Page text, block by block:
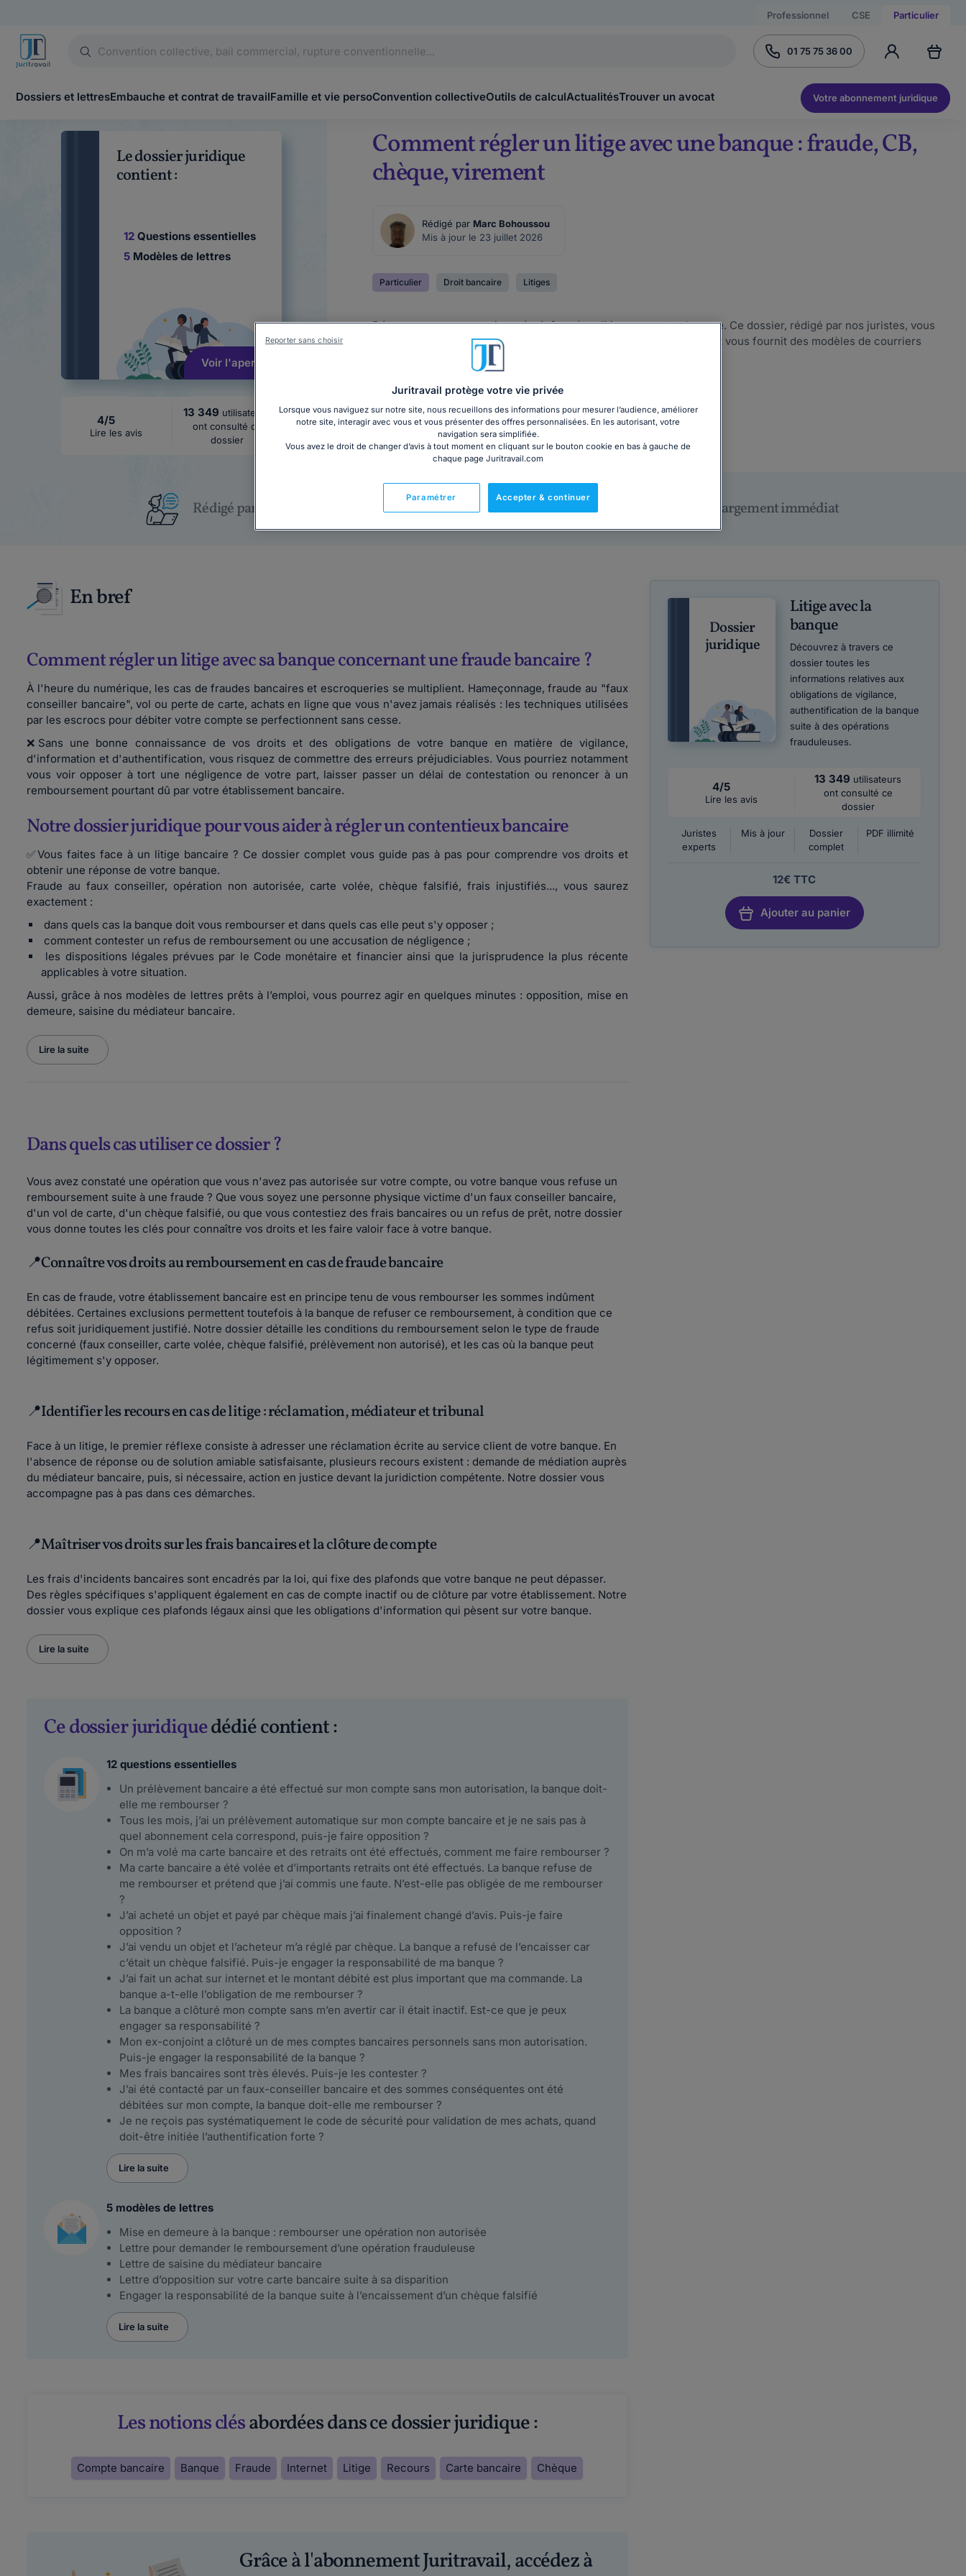
Professionnel CSE Particulier
01 75 75 36 00
Dossiers et lettresEmbauche et contrat de travailFamille et vie persoConvention collectiveOutils de calculActualitésTrouver un avocat Votre abonnement juridique
Le dossier juridique
contient :
12 Questions essentielles
5 Modèles de lettres
Voir l'aperçu
4/5
Lire les avis
13 349 utilisateurs
ont consulté ce
dossier
Comment régler un litige avec une banque : fraude, CB,
chèque, virement
Rédigé par Marc Bohoussou
Mis à jour le 23 juillet 2026
Particulier Droit bancaire Litiges
Découvrez comment agir et réagir face à un litige avec votre banque. Ce dossier, rédigé par nos juristes, vous
explique vos droits, les démarches à suivre, les recours possibles et vous fournit des modèles de courriers
12€ TTC Ajouter au panier
Rédigé par un juriste Prêt à l'emploi Téléchargement immédiat
En bref
Comment régler un litige avec sa banque concernant une fraude bancaire ?
À l'heure du numérique, les cas de fraudes bancaires et escroqueries se multiplient. Hameçonnage, fraude au "faux
conseiller bancaire", vol ou perte de carte, achats en ligne que vous n'avez jamais réalisés : les techniques utilisées
par les escrocs pour débiter votre compte se perfectionnent sans cesse.
❌Sans une bonne connaissance de vos droits et des obligations de votre banque en matière de vigilance,
d'information et d'authentification, vous risquez de commettre des erreurs préjudiciables. Vous pourriez notamment
vous voir opposer à tort une négligence de votre part, laisser passer un délai de contestation ou renoncer à un
remboursement pourtant dû par votre établissement bancaire.
Notre dossier juridique pour vous aider à régler un contentieux bancaire
✅Vous faites face à un litige bancaire ? Ce dossier complet vous guide pas à pas pour comprendre vos droits et
obtenir une réponse de votre banque.
Fraude au faux conseiller, opération non autorisée, carte volée, chèque falsifié, frais injustifiés..., vous saurez
exactement :
dans quels cas la banque doit vous rembourser et dans quels cas elle peut s'y opposer ;
comment contester un refus de remboursement ou une accusation de négligence ;
les dispositions légales prévues par le Code monétaire et financier ainsi que la jurisprudence la plus récente
applicables à votre situation.
Aussi, grâce à nos modèles de lettres prêts à l’emploi, vous pourrez agir en quelques minutes : opposition, mise en
demeure, saisine du médiateur bancaire.
Lire la suite
Dans quels cas utiliser ce dossier ?
Vous avez constaté une opération que vous n'avez pas autorisée sur votre compte, ou votre banque vous refuse un
remboursement suite à une fraude ? Que vous soyez une personne physique victime d'un faux conseiller bancaire,
d'un vol de carte, d'un chèque falsifié, ou que vous contestiez des frais bancaires ou un refus de prêt, notre dossier
vous donne toutes les clés pour connaître vos droits et les faire valoir face à votre banque.
📍Connaître vos droits au remboursement en cas de fraude bancaire
En cas de fraude, votre établissement bancaire est en principe tenu de vous rembourser les sommes indûment
débitées. Certaines exclusions permettent toutefois à la banque de refuser ce remboursement, à condition que ce
refus soit juridiquement justifié. Notre dossier détaille les conditions du remboursement selon le type de fraude
concerné (faux conseiller, carte volée, chèque falsifié, prélèvement non autorisé), et les cas où la banque peut
légitimement s'y opposer.
📍Identifier les recours en cas de litige : réclamation, médiateur et tribunal
Face à un litige, le premier réflexe consiste à adresser une réclamation écrite au service client de votre banque. En
l'absence de réponse ou de solution amiable satisfaisante, plusieurs recours existent : demande de médiation auprès
du médiateur bancaire, puis, si nécessaire, action en justice devant la juridiction compétente. Notre dossier vous
accompagne pas à pas dans ces démarches.
📍Maîtriser vos droits sur les frais bancaires et la clôture de compte
Les frais d'incidents bancaires sont encadrés par la loi, qui fixe des plafonds que votre banque ne peut dépasser.
Des règles spécifiques s'appliquent également en cas de compte inactif ou de clôture par votre établissement. Notre
dossier vous explique ces plafonds légaux ainsi que les obligations d'information qui pèsent sur votre banque.
Lire la suite
Ce dossier juridiquedédié contient :
12 questions essentielles
Un prélèvement bancaire a été effectué sur mon compte sans mon autorisation, la banque doit-
elle me rembourser ?
Tous les mois, j’ai un prélèvement automatique sur mon compte bancaire et je ne sais pas à
quel abonnement cela correspond, puis-je faire opposition ?
On m’a volé ma carte bancaire et des retraits ont été effectués, comment me faire rembourser ?
Ma carte bancaire a été volée et d’importants retraits ont été effectués. La banque refuse de
me rembourser et prétend que j’ai commis une faute. N’est-elle pas obligée de me rembourser
?
J’ai acheté un objet et payé par chèque mais j’ai finalement changé d’avis. Puis-je faire
opposition ?
J’ai vendu un objet et l’acheteur m’a réglé par chèque. La banque a refusé de l’encaisser car
c’était un chèque falsifié. Puis-je engager la responsabilité de ma banque ?
J’ai fait un achat sur internet et le montant débité est plus important que ma commande. La
banque a-t-elle l’obligation de me rembourser ?
La banque a clôturé mon compte sans m’en avertir car il était inactif. Est-ce que je peux
engager sa responsabilité ?
Mon ex-conjoint a clôturé un de mes comptes bancaires personnels sans mon autorisation.
Puis-je engager la responsabilité de la banque ?
Mes frais bancaires sont très élevés. Puis-je les contester ?
J’ai été contacté par un faux-conseiller bancaire et des sommes conséquentes ont été
débitées sur mon compte, la banque doit-elle me rembourser ?
Je ne reçois pas systématiquement le code de sécurité pour validation de mes achats, quand
doit-être initiée l’authentification forte ?
Lire la suite
5 modèles de lettres
Mise en demeure à la banque : rembourser une opération non autorisée
Lettre pour demander le remboursement d’une opération frauduleuse
Lettre de saisine du médiateur bancaire
Lettre d’opposition sur votre carte bancaire suite à sa disparition
Engager la responsabilité de la banque suite à l’encaissement d’un chèque falsifié
Lire la suite
Les notions clésabordées dans ce dossier juridique :
Compte bancaire Banque Fraude Internet Litige Recours Carte bancaire Chèque
Grâce à l'abonnement Juritravail, accédez à
Dossier
juridique
Litige avec la
banque
Découvrez à travers ce
dossier toutes les
informations relatives aux
obligations de vigilance,
authentification de la banque
suite à des opérations
frauduleuses.
4/5
Lire les avis
13 349 utilisateurs
ont consulté ce
dossier
Juristes
experts
Mis à jour
Dossier
complet
PDF illimité
12€ TTC
Ajouter au panier
Juritravail protège votre vie privée
Lorsque vous naviguez sur notre site, nous recueillons des informations pour mesurer l’audience, améliorer
notre site, interagir avec vous et vous présenter des offres personnalisées. En les autorisant, votre
navigation sera simplifiée.
Vous avez le droit de changer d’avis à tout moment en cliquant sur le bouton cookie en bas à gauche de
chaque page Juritravail.com
Accepter & continuer
Paramétrer
Reporter sans choisir